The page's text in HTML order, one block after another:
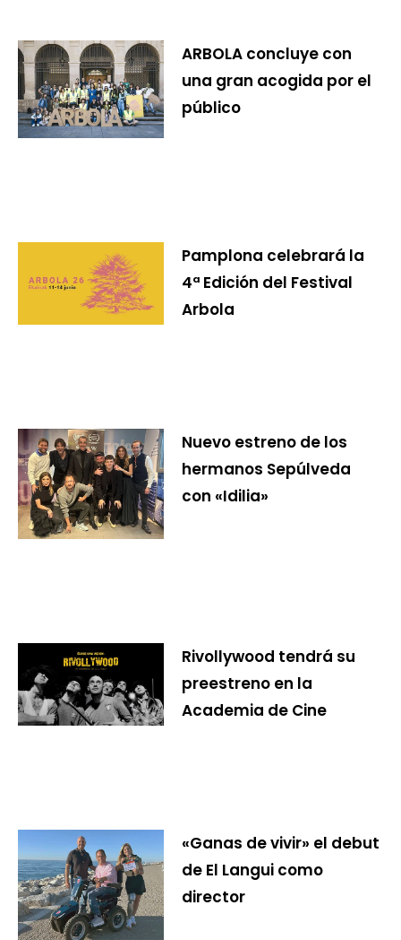
ARBOLA concluye con
una gran acogida por el
público
Pamplona celebrará la
4ª Edición del Festival
Arbola
Nuevo estreno de los
hermanos Sepúlveda
con «Idilia»
Rivollywood tendrá su
preestreno en la
Academia de Cine
«Ganas de vivir» el debut
de El Langui como
director